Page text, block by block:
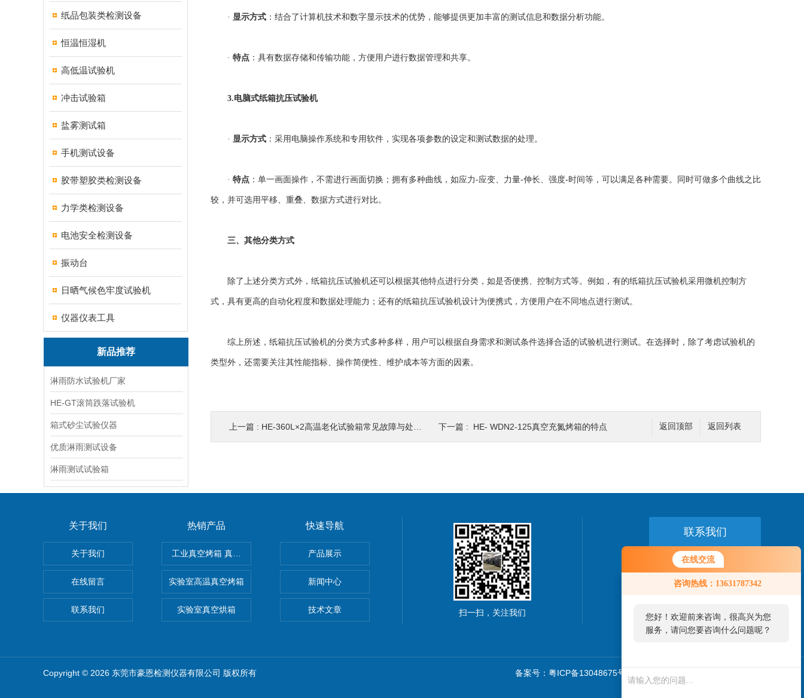
在线交流
咨询热线：13631787342
您好！欢迎前来咨询，很高兴为您
服务，请问您要咨询什么问题呢？
了，是否找到了需求产
品，您可以直接在线与
纸品包装类检测设备
恒温恒湿机
高低温试验机
冲击试验箱
盐雾测试箱
手机测试设备
胶带塑胶类检测设备
力学类检测设备
电池安全检测设备
振动台
日晒气候色牢度试验机
仪器仪表工具
新品推荐
淋雨防水试验机厂家
HE-GT滚筒跌落试验机
箱式砂尘试验仪器
优质淋雨测试设备
淋雨测试试验箱
· 显示方式 ：结合了计算机技术和数字显示技术的优势，能够提供更加丰富的测试信息和数据分析功能。
· 特点 ：具有数据存储和传输功能，方便用户进行数据管理和共享。
3.电脑式纸箱抗压试验机
· 显示方式 ：采用电脑操作系统和专用软件，实现各项参数的设定和测试数据的处理。
· 特点 ：单一画面操作，不需进行画面切换；拥有多种曲线，如应力-应变、力量-伸长、强度-时间等，可以满足各种需要。同时可做多个曲线之比
较，并可选用平移、重叠、数据方式进行对比。
三、其他分类方式
除了上述分类方式外，纸箱抗压试验机还可以根据其他特点进行分类，如是否便携、控制方式等。例如，有的纸箱抗压试验机采用微机控制方
式，具有更高的自动化程度和数据处理能力；还有的纸箱抗压试验机设计为便携式，方便用户在不同地点进行测试。
综上所述，纸箱抗压试验机的分类方式多种多样，用户可以根据自身需求和测试条件选择合适的试验机进行测试。在选择时，除了考虑试验机的
类型外，还需要关注其性能指标、操作简便性、维护成本等方面的因素。
返回列表
返回顶部
上一篇 : HE-360L×2高温老化试验箱常见故障与处理方式 下一篇 : HE- WDN2-125真空充氮烤箱的特点
关于我们
关于我们
在线留言
联系我们
热销产品
工业真空烤箱 真空烘箱
实验室高温真空烤箱
实验室真空烘箱
快速导航
产品展示
新闻中心
技术文章 扫一扫，关注我们
联系我们
24小时热线：
0769-89775458
Copyright © 2026 东莞市豪恩检测仪器有限公司 版权所有 备案号：粤ICP备13048675号